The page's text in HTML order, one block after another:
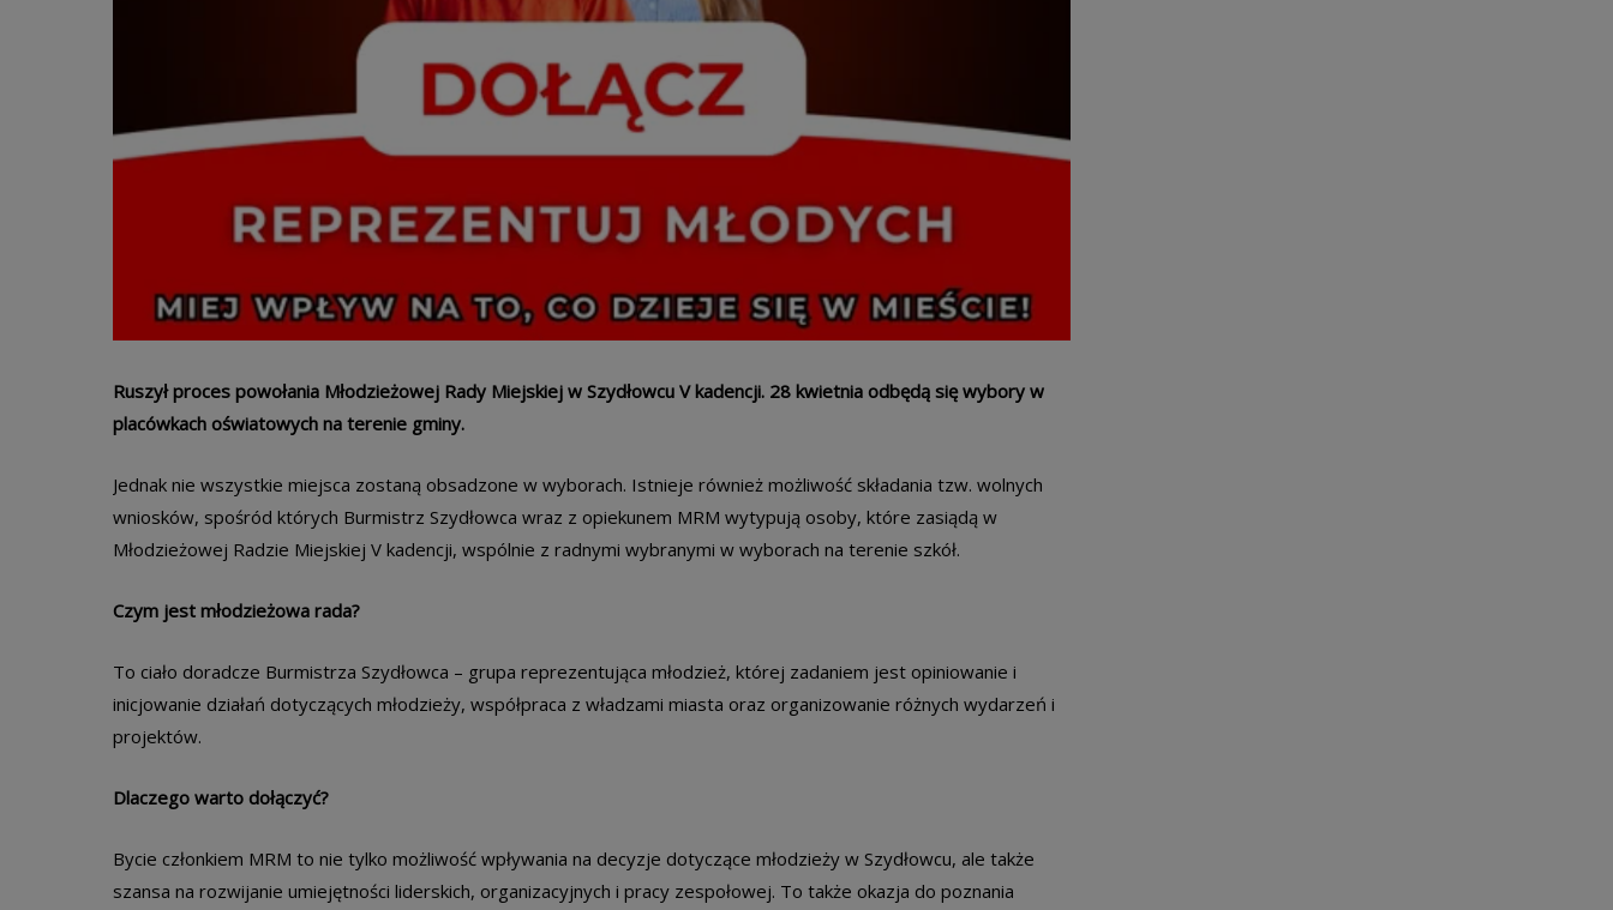
Ruszył proces powołania Młodzieżowej Rady Miejskiej w Szydłowcu V kadencji. 28 kwietnia odbędą się wybory w
placówkach oświatowych na terenie gminy.
Jednak nie wszystkie miejsca zostaną obsadzone w wyborach. Istnieje również możliwość składania tzw. wolnych
wniosków, spośród których Burmistrz Szydłowca wraz z opiekunem MRM wytypują osoby, które zasiądą w
Młodzieżowej Radzie Miejskiej V kadencji, wspólnie z radnymi wybranymi w wyborach na terenie szkół.
Czym jest młodzieżowa rada?
To ciało doradcze Burmistrza Szydłowca – grupa reprezentująca młodzież, której zadaniem jest opiniowanie i
inicjowanie działań dotyczących młodzieży, współpraca z władzami miasta oraz organizowanie różnych wydarzeń i
projektów.
Dlaczego warto dołączyć?
Bycie członkiem MRM to nie tylko możliwość wpływania na decyzje dotyczące młodzieży w Szydłowcu, ale także
szansa na rozwijanie umiejętności liderskich, organizacyjnych i pracy zespołowej. To także okazja do poznania